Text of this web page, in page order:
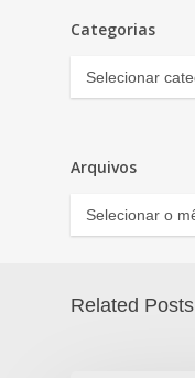
Categorias
Categorias
Arquivos
Arquivos
Related Posts